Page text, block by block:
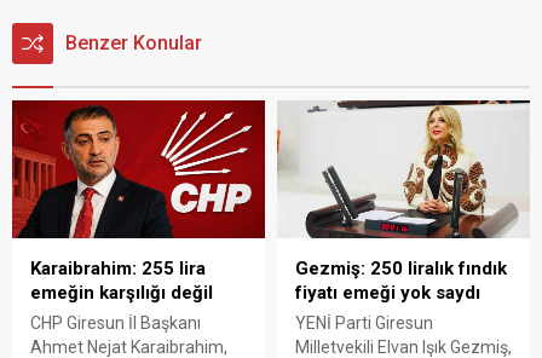
Benzer Konular
Karaibrahim: 255 lira
emeğin karşılığı değil
CHP Giresun İl Başkanı
Ahmet Nejat Karaibrahim,
Gezmiş: 250 liralık fındık
fiyatı emeği yok saydı
YENİ Parti Giresun
Milletvekili Elvan Işık Gezmiş,